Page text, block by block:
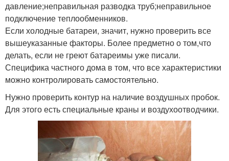
давление;неправильная разводка труб;неправильное
подключение теплообменников.
Если холодные батареи, значит, нужно проверить все
вышеуказанные факторы. Более предметно о том,что
делать, если не греют батареимы уже писали.
Специфика частного дома в том, что все характеристики
можно контролировать самостоятельно.
Нужно проверить контур на наличие воздушных пробок.
Для этого есть специальные краны и воздухоотводчики.